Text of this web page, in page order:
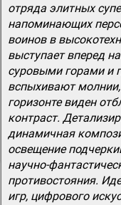
отряда элитных
напоминающих
воинов в
выступает вперед
суровыми горами и
вспыхивают
горизонте виден
контраст.
динамичная
освещение
научно-
противостояния.
игр, цифрового